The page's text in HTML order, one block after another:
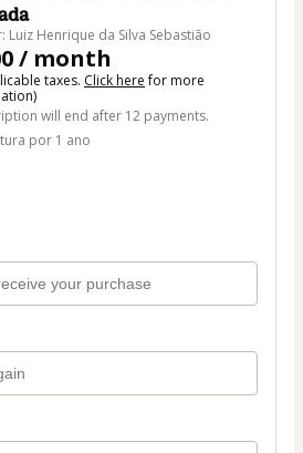
Luiz Henrique da Silva Sebastião
/ month
taxes. Click herefor more
will end after 12 payments.
por 1 ano